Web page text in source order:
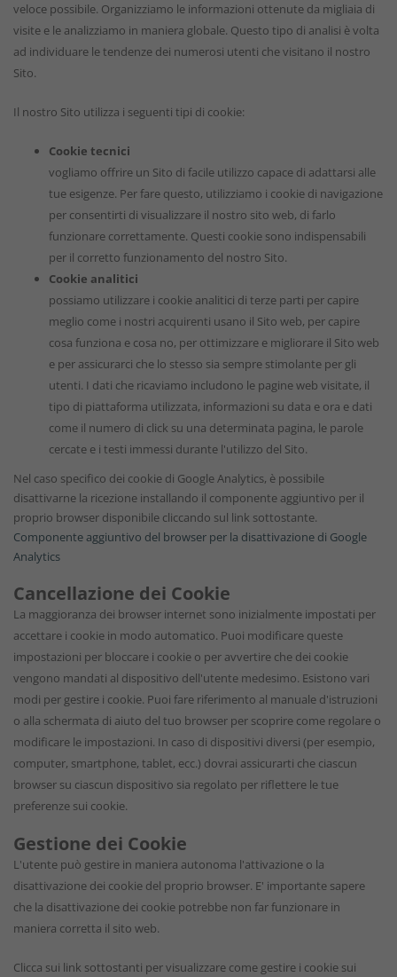
veloce possibile. Organizziamo le informazioni ottenute da migliaia di
visite e le analizziamo in maniera globale. Questo tipo di analisi è volta
ad individuare le tendenze dei numerosi utenti che visitano il nostro
Sito.
Il nostro Sito utilizza i seguenti tipi di cookie:
Cookie tecnici
vogliamo offrire un Sito di facile utilizzo capace di adattarsi alle
tue esigenze. Per fare questo, utilizziamo i cookie di navigazione
per consentirti di visualizzare il nostro sito web, di farlo
funzionare correttamente. Questi cookie sono indispensabili
per il corretto funzionamento del nostro Sito.
Cookie analitici
possiamo utilizzare i cookie analitici di terze parti per capire
meglio come i nostri acquirenti usano il Sito web, per capire
cosa funziona e cosa no, per ottimizzare e migliorare il Sito web
e per assicurarci che lo stesso sia sempre stimolante per gli
utenti. I dati che ricaviamo includono le pagine web visitate, il
tipo di piattaforma utilizzata, informazioni su data e ora e dati
come il numero di click su una determinata pagina, le parole
cercate e i testi immessi durante l'utilizzo del Sito.
Nel caso specifico dei cookie di Google Analytics, è possibile
disattivarne la ricezione installando il componente aggiuntivo per il
proprio browser disponibile cliccando sul link sottostante.
Componente aggiuntivo del browser per la disattivazione di Google
Analytics
Cancellazione dei Cookie
La maggioranza dei browser internet sono inizialmente impostati per
accettare i cookie in modo automatico. Puoi modificare queste
impostazioni per bloccare i cookie o per avvertire che dei cookie
vengono mandati al dispositivo dell'utente medesimo. Esistono vari
modi per gestire i cookie. Puoi fare riferimento al manuale d'istruzioni
o alla schermata di aiuto del tuo browser per scoprire come regolare o
modificare le impostazioni. In caso di dispositivi diversi (per esempio,
computer, smartphone, tablet, ecc.) dovrai assicurarti che ciascun
browser su ciascun dispositivo sia regolato per riflettere le tue
preferenze sui cookie.
Gestione dei Cookie
L'utente può gestire in maniera autonoma l'attivazione o la
disattivazione dei cookie del proprio browser. E' importante sapere
che la disattivazione dei cookie potrebbe non far funzionare in
maniera corretta il sito web.
Clicca sui link sottostanti per visualizzare come gestire i cookie sui